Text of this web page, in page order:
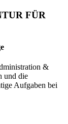
FÜR
&
und die
Aufgaben bei